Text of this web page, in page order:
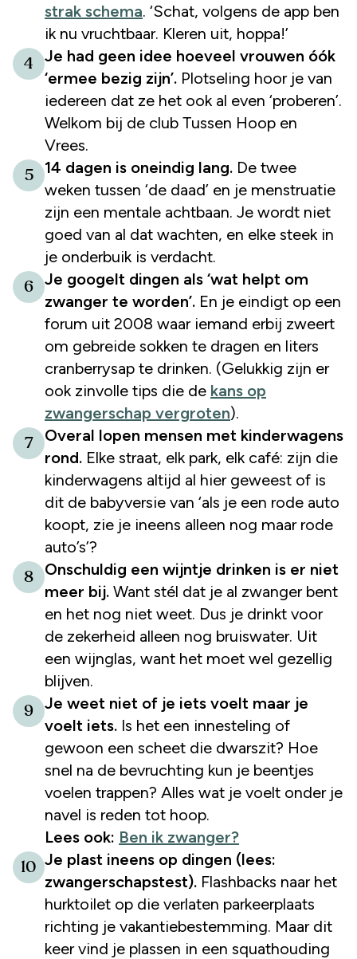
strak schema. ‘Schat, volgens de app ben
ik nu vruchtbaar. Kleren uit, hoppa!’
4
Je had geen idee hoeveel vrouwen óók
‘ermee bezig zijn’. Plotseling hoor je van
iedereen dat ze het ook al even ‘proberen’.
Welkom bij de club Tussen Hoop en
Vrees.
5 14 dagen is oneindig lang. De twee
weken tussen ‘de daad’ en je menstruatie
zijn een mentale achtbaan. Je wordt niet
goed van al dat wachten, en elke steek in
je onderbuik is verdacht.
6
Je googelt dingen als ‘wat helpt om
zwanger te worden’. En je eindigt op een
forum uit 2008 waar iemand erbij zweert
om gebreide sokken te dragen en liters
cranberrysap te drinken. (Gelukkig zijn er
ook zinvolle tips die de kans op
zwangerschap vergroten).
7
Overal lopen mensen met kinderwagens
rond. Elke straat, elk park, elk café: zijn die
kinderwagens altijd al hier geweest of is
dit de babyversie van ‘als je een rode auto
koopt, zie je ineens alleen nog maar rode
auto’s’?
8
Onschuldig een wijntje drinken is er niet
meer bij. Want stél dat je al zwanger bent
en het nog niet weet. Dus je drinkt voor
de zekerheid alleen nog bruiswater. Uit
een wijnglas, want het moet wel gezellig
blijven.
9
Je weet niet of je iets voelt maar je
voelt iets. Is het een innesteling of
gewoon een scheet die dwarszit? Hoe
snel na de bevruchting kun je beentjes
voelen trappen? Alles wat je voelt onder je
navel is reden tot hoop.
Lees ook: Ben ik zwanger?
10 Je plast ineens op dingen (lees:
zwangerschapstest). Flashbacks naar het
hurktoilet op die verlaten parkeerplaats
richting je vakantiebestemming. Maar dit
keer vind je plassen in een squathouding